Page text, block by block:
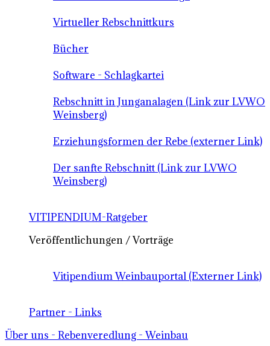
Virtueller Rebschnittkurs
Bücher
Software - Schlagkartei
Rebschnitt in Junganalagen (Link zur LVWO
Weinsberg)
Erziehungsformen der Rebe (externer Link)
Der sanfte Rebschnitt (Link zur LVWO
Weinsberg)
VITIPENDIUM-Ratgeber
Veröffentlichungen / Vorträge
Vitipendium Weinbauportal (Externer Link)
Partner - Links
Über uns - Rebenveredlung - Weinbau